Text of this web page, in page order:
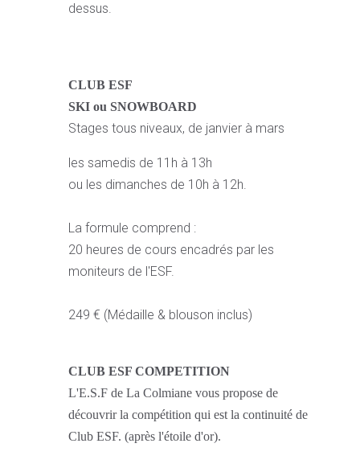
dessus.
CLUB ESF
SKI ou SNOWBOARD
Stages tous niveaux, de janvier à mars
les samedis de 11h à 13h
ou les dimanches de 10h à 12h.
La formule comprend :
20 heures de cours encadrés par les
moniteurs de l'ESF.
249 € (Médaille & blouson inclus)
CLUB ESF COMPETITION
L'E.S.F de La Colmiane vous propose de
découvrir la compétition qui est la continuité de
Club ESF. (après l'étoile d'or).